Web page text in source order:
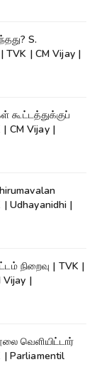
S.
| CM Vijay |
கூட்டத்துக்குப்
| CM Vijay |
|
நிறைவு | TVK |
Vijay |
வெளியிட்டார்
| Parliamentil